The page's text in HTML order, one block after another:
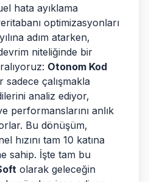
hata ayıklama
optimizasyonları
adım atarken,
niteliğinde bir
Otonom Kod
sadece çalışmakla
analiz ediyor,
performanslarını anlık
Bu dönüşüm,
hızını tam 10 katına
sahip. İşte tam bu
olarak geleceğin